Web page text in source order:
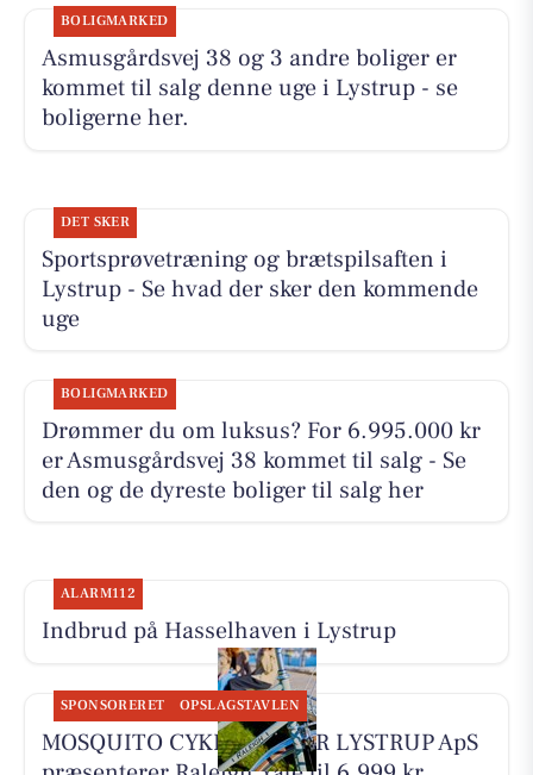
BOLIGMARKED
Asmusgårdsvej 38 og 3 andre boliger er
kommet til salg denne uge i Lystrup - se
boligerne her.
DET SKER
Sportsprøvetræning og brætspilsaften i
Lystrup - Se hvad der sker den kommende
uge
BOLIGMARKED
Drømmer du om luksus? For 6.995.000 kr
er Asmusgårdsvej 38 kommet til salg - Se
den og de dyreste boliger til salg her
ALARM112
Indbrud på Hasselhaven i Lystrup
SPONSORERET OPSLAGSTAVLEN
MOSQUITO CYKELCENTER LYSTRUP ApS